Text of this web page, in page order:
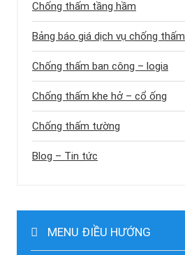
Chống thấm tầng hầm
Bảng báo giá dịch vụ chống thấm
Chống thấm ban công – logia
Chống thấm khe hở – cổ ống
Chống thấm tường
Blog – Tin tức
MENU ĐIỀU HƯỚNG